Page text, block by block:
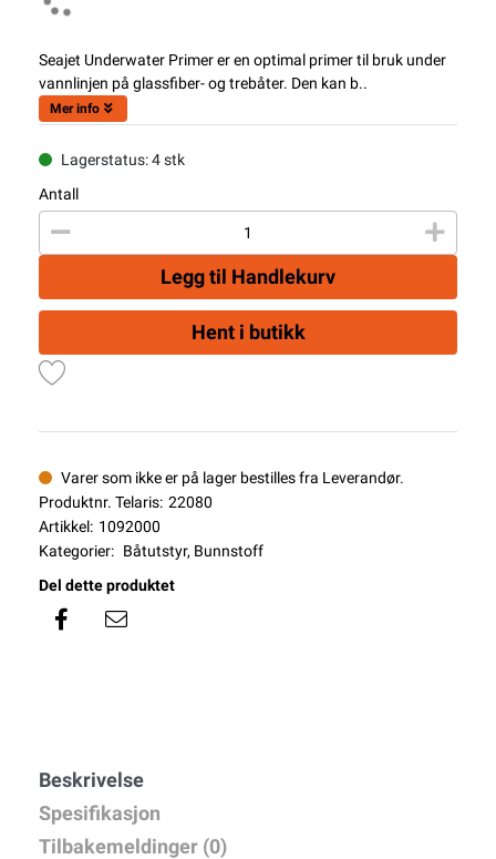
Seajet Underwater Primer er en optimal primer til bruk under
vannlinjen på glassfiber- og trebåter. Den kan b..
Mer info
Lagerstatus: 4 stk
Antall
Legg til Handlekurv
Hent i butikk
Varer som ikke er på lager bestilles fra Leverandør.
Produktnr. Telaris: 22080
Artikkel: 1092000
Kategorier: Båtutstyr, Bunnstoff
Del dette produktet
Beskrivelse
Spesifikasjon
Tilbakemeldinger (0)